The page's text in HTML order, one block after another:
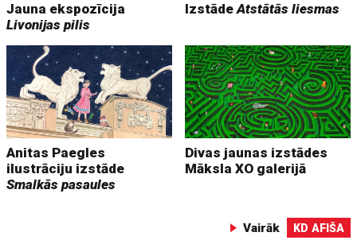
Jauna ekspozīcija
Livonijas pilis
IzstādeAtstātās liesmas
Anitas Paegles
ilustrāciju izstāde
Smalkās pasaules
Divas jaunas izstādes
Māksla XO galerijā
Vairāk KD AFIŠA